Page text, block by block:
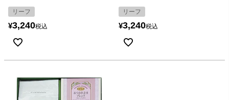
リーフ
¥3,240税込
リーフ
¥3,240税込